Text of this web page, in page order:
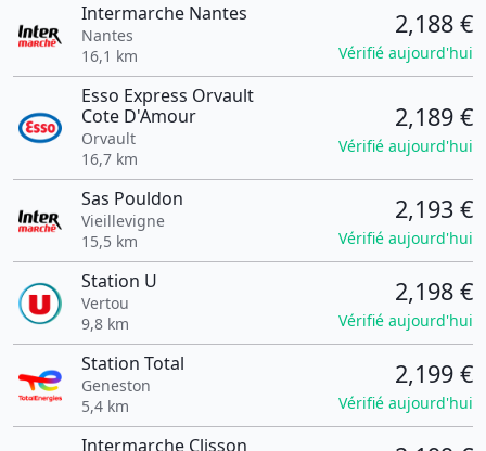
Intermarche Nantes
Nantes
16,1 km
2,188 €
Vérifié aujourd'hui
Esso Express Orvault
Cote D'Amour
Orvault
16,7 km
2,189 €
Vérifié aujourd'hui
Sas Pouldon
Vieillevigne
15,5 km
2,193 €
Vérifié aujourd'hui
Station U
Vertou
9,8 km
2,198 €
Vérifié aujourd'hui
Station Total
Geneston
5,4 km
2,199 €
Vérifié aujourd'hui
Intermarche Clisson